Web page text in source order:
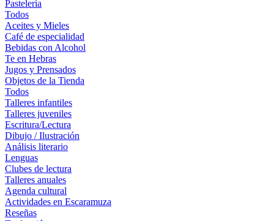
Pastelería
Todos
Aceites y Mieles
Café de especialidad
Bebidas con Alcohol
Te en Hebras
Jugos y Prensados
Objetos de la Tienda
Todos
Talleres infantiles
Talleres juveniles
Escritura/Lectura
Dibujo / Ilustración
Análisis literario
Lenguas
Clubes de lectura
Talleres anuales
Agenda cultural
Actividades en Escaramuza
Reseñas